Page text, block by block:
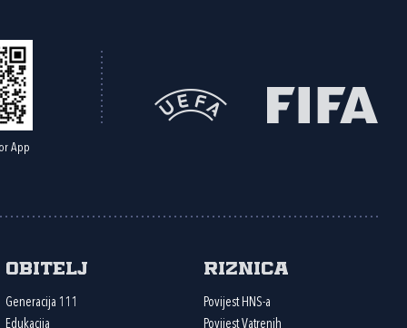
App
Obitelj
Generacija 111
Edukacija
Riznica
Povijest HNS-a
Povijest Vatrenih